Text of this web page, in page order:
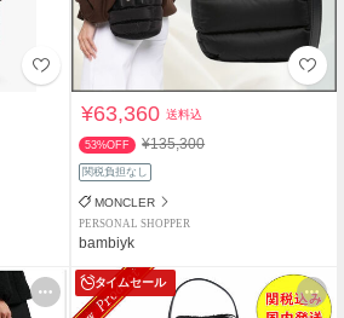
¥63,360送料込
53%OFF ¥135,300
関税負担なし
MONCLER
PERSONAL SHOPPER
bambiyk
タイムセール